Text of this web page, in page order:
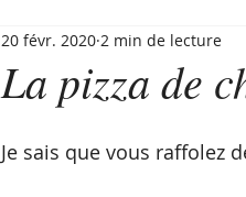
Viande Fruits de mer
La pizza de
20 févr. 2020 2 min de lecture
Je sais que vous raffolez